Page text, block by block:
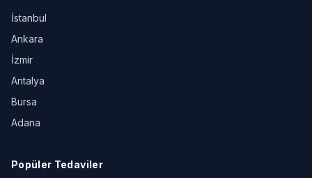
İstanbul
Ankara
İzmir
Antalya
Bursa
Adana
Popüler Tedaviler